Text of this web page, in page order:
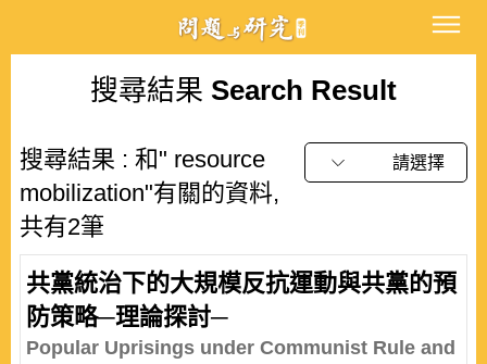
搜尋結果 Search Result
搜尋結果 : 和" resource
mobilization"有關的資料,
共有2筆
請選擇
共黨統治下的大規模反抗運動與共黨的預
防策略─理論探討─
Popular Uprisings under Communist Rule and